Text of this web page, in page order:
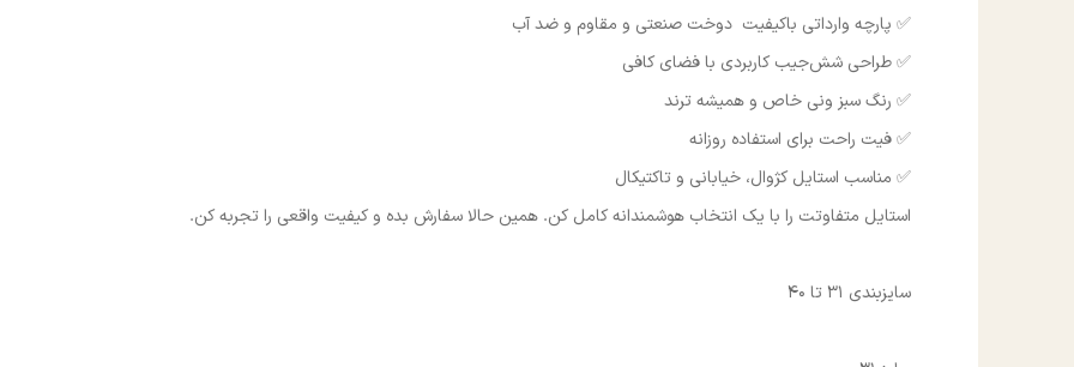
✅ پارچه وارداتی باکیفیت دوخت صنعتی و مقاوم و ضد آب
✅ طراحی شش‌جیب کاربردی با فضای کافی
✅ رنگ سبز ونی خاص و همیشه ترند
✅ فیت راحت برای استفاده روزانه
✅ مناسب استایل کژوال، خیابانی و تاکتیکال
استایل متفاوتت را با یک انتخاب هوشمندانه کامل کن. همین حالا سفارش بده و کیفیت واقعی را تجربه کن.
سایزبندی 31 تا 40